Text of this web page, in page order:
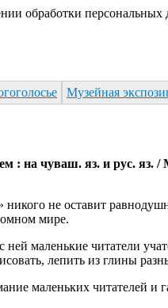
обработки персональных
Музейная
: на чуваш. яз. и рус.
не оставит
мире.
ней маленькие читатели
лепить из глины
маленьких читателей и